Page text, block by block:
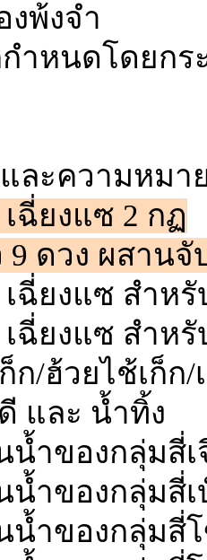
งพ้งจำ
ำหนดโดยก
ละความหมา
เฉี่ยงแซ 2 กฏ
ดวง ผสานจั
เฉี่ยงแซ สำห
เฉี่ยงแซ สำห
ก็ก/ฮ้วยไช้เก็ก
และ น้ำทิ้ง
น้ำของกลุ่มสี่เ
น้ำของกลุ่มสี่เ
น้ำของกลุ่มสี่